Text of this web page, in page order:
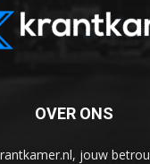
OVER ONS
jouw